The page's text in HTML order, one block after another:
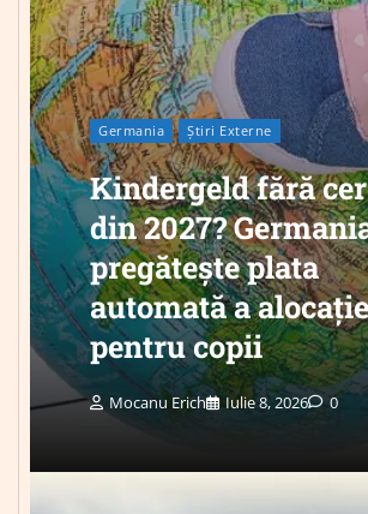
Germania Știri Externe
Kindergeld fără
din 2027?
pregătește plata
automată a
pentru copii
Mocanu Erich Iulie 8, 2026 0